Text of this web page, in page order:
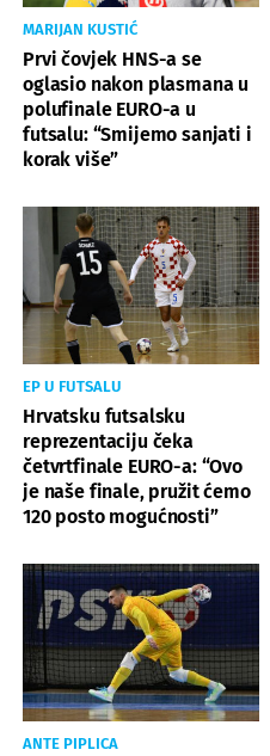
MARIJAN KUSTIĆ
Prvi čovjek HNS-a se
oglasio nakon plasmana u
polufinale EURO-a u
futsalu: “Smijemo sanjati i
korak više”
EP U FUTSALU
Hrvatsku futsalsku
reprezentaciju čeka
četvrtfinale EURO-a: “Ovo
je naše finale, pružit ćemo
120 posto mogućnosti”
ANTE PIPLICA